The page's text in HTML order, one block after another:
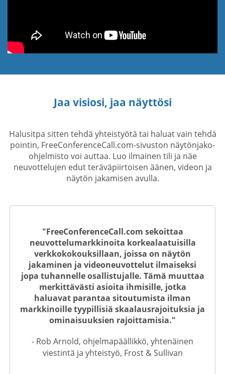
Jaa visiosi, jaa näyttösi
Halusitpa sitten tehdä yhteistyötä tai haluat vain tehdä
pointin, FreeConferenceCall.com-sivuston näytönjako-
ohjelmisto voi auttaa. Luo ilmainen tili ja näe
neuvottelujen edut teräväpiirtoisen äänen, videon ja
näytön jakamisen avulla.
"FreeConferenceCall.com sekoittaa
neuvottelumarkkinoita korkealaatuisilla
verkkokokouksillaan, joissa on näytön
jakaminen ja videoneuvottelut ilmaiseksi
jopa tuhannelle osallistujalle. Tämä muuttaa
merkittävästi asioita ihmisille, jotka
haluavat parantaa sitoutumista ilman
markkinoille tyypillisiä skaalausrajoituksia ja
ominaisuuksien rajoittamisia."
- Rob Arnold, ohjelmapäällikkö, yhtenäinen
viestintä ja yhteistyö, Frost & Sullivan